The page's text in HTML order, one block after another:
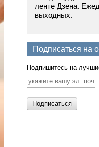
ленте Дзена.
выходных.
Подписаться на
Подпишитесь на